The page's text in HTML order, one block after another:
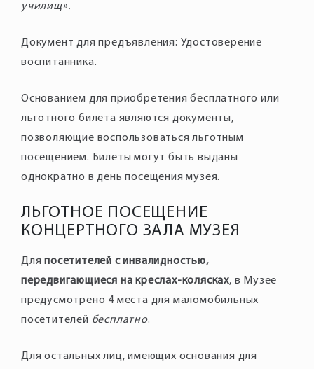
училищ».
Документ для предъявления: Удостоверение
воспитанника.
Основанием для приобретения бесплатного или
льготного билета являются документы,
позволяющие воспользоваться льготным
посещением. Билеты могут быть выданы
однократно в день посещения музея.
ЛЬГОТНОЕ ПОСЕЩЕНИЕ
КОНЦЕРТНОГО ЗАЛА МУЗЕЯ
Дляпосетителей с инвалидностью,
передвигающиеся на креслах-колясках, в Музее
предусмотрено 4 места для маломобильных
посетителей бесплатно
Для остальных лиц, имеющих основания для